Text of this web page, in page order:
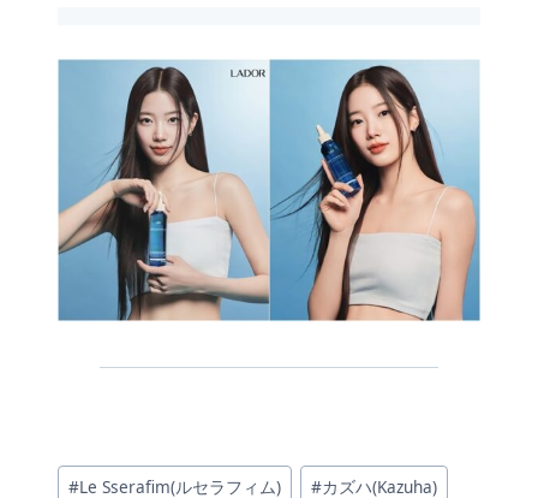
投
#Le Sserafim(ルセラフィム) #カズハ(Kazuha)